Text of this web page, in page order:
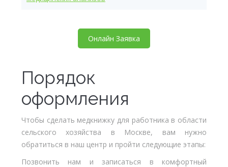
Онлайн Заявка
Порядок
оформления
Чтобы сделать медкнижку для работника в области
сельского хозяйства в Москве, вам нужно
обратиться в наш центр и пройти следующие этапы:
Позвонить нам и записаться в комфортный